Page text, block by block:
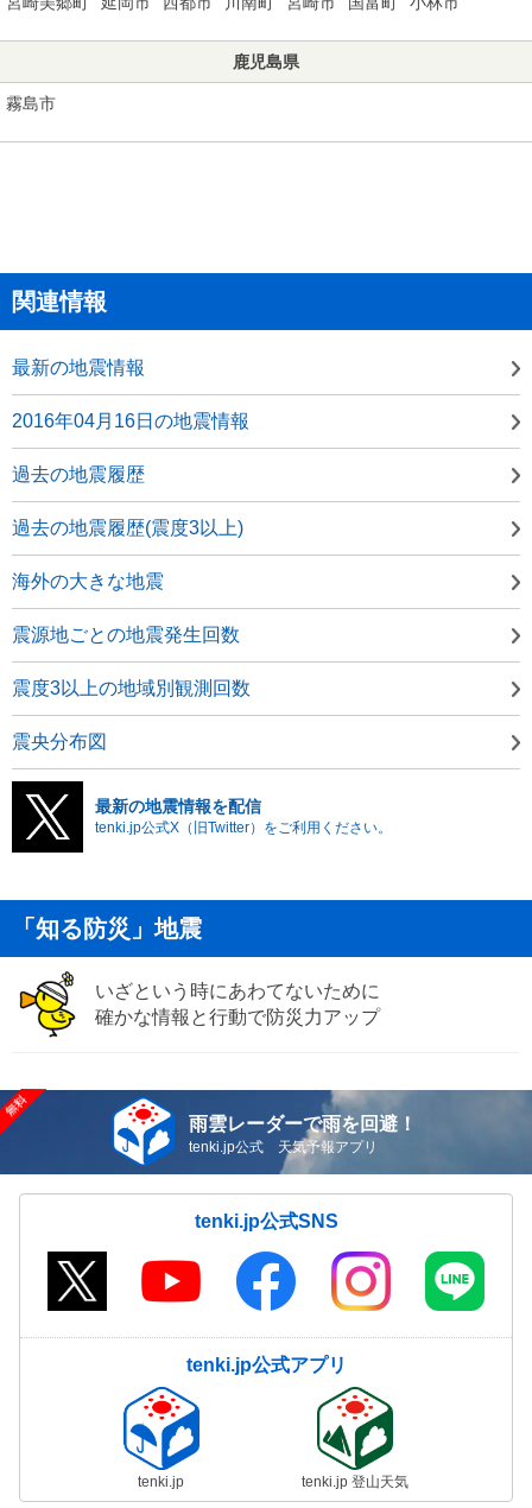
鹿児島県
霧島市
関連情報
最新の地震情報
2016年04月16日の地震情報
過去の地震履歴
過去の地震履歴(震度3以上)
海外の大きな地震
震源地ごとの地震発生回数
震度3以上の地域別観測回数
震央分布図
最新の地震情報を配信
tenki.jp公式X（旧Twitter）をご利用ください。
「知る防災」地震
いざという時にあわてないために
確かな情報と行動で防災力アップ
雨雲レーダーで雨を回避！
tenki.jp公式 天気予報アプリ
tenki.jp公式SNS
tenki.jp公式アプリ
tenki.jp tenki.jp 登山天気